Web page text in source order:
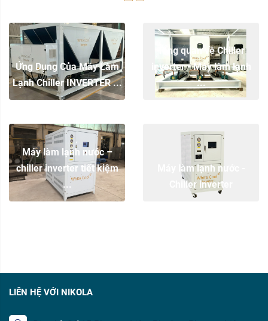
Ứng Dụng Của Máy Làm
Lạnh Chiller INVERTER ...
Tổng quan về Chiller
inverter - Máy làm lạnh
...
Máy làm lạnh nước –
chiller inverter tiết kiệm
...
Máy làm lạnh nước -
Chiller inverter
LIÊN HỆ VỚI NIKOLA